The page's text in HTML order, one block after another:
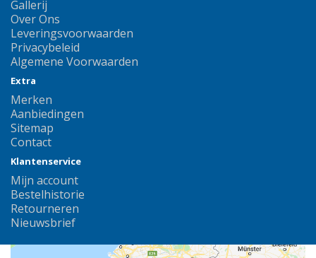
Gallerij
Over Ons
Leveringsvoorwaarden
Privacybeleid
Algemene Voorwaarden
Extra
Merken
Aanbiedingen
Sitemap
Contact
Klantenservice
Mijn account
Bestelhistorie
Retourneren
Nieuwsbrief